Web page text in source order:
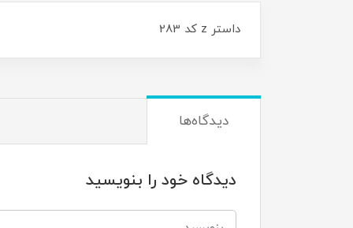
داستر z کد 283
دیدگاه‌ها
دیدگاه خود را بنویسید